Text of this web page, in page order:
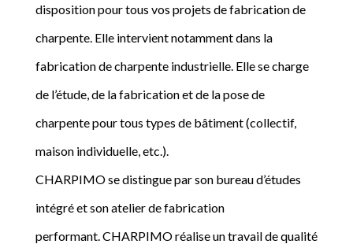
disposition pour tous vos projets de fabrication de
charpente. Elle intervient notamment dans la
fabrication de charpente industrielle. Elle se charge
de l’étude, de la fabrication et de la pose de
charpente pour tous types de bâtiment (collectif,
maison individuelle, etc.).
CHARPIMO se distingue par son bureau d’études
intégré et son atelier de fabrication
performant. CHARPIMO réalise un travail de qualité